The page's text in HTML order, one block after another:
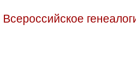
Всероссийское